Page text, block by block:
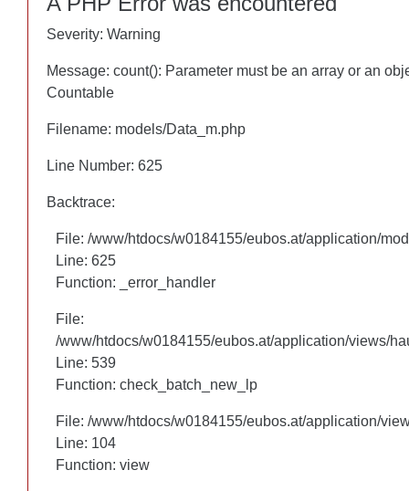
Severity: Warning
Message: count(): Parameter must be an array or an
Countable
Filename: models/Data_m.php
Line Number: 625
Backtrace:
File: /www/htdocs/w0184155/eubos.at/application/
Line: 625
Function: _error_handler
File:
/www/htdocs/w0184155/eubos.at/application/views/
Line: 460
Function: check_batch_new_lp
File: /www/htdocs/w0184155/eubos.at/application/
Line: 104
Function: view
Severity: Warning
Message: count(): Parameter must be an array or an
Countable
Filename: models/Data_m.php
Line Number: 625
Backtrace:
File: /www/htdocs/w0184155/eubos.at/application/
Line: 625
Function: _error_handler
File:
/www/htdocs/w0184155/eubos.at/application/views/
Line: 539
Function: check_batch_new_lp
File: /www/htdocs/w0184155/eubos.at/application/
Line: 104
Function: view